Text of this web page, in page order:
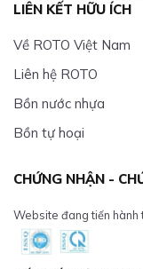
LIÊN KẾT HỮU ÍCH
Về ROTO Việt Nam
Liên hệ ROTO
Bồn nước nhựa
Bồn tự hoại
CHỨNG NHẬN -
Website đang tiến hành